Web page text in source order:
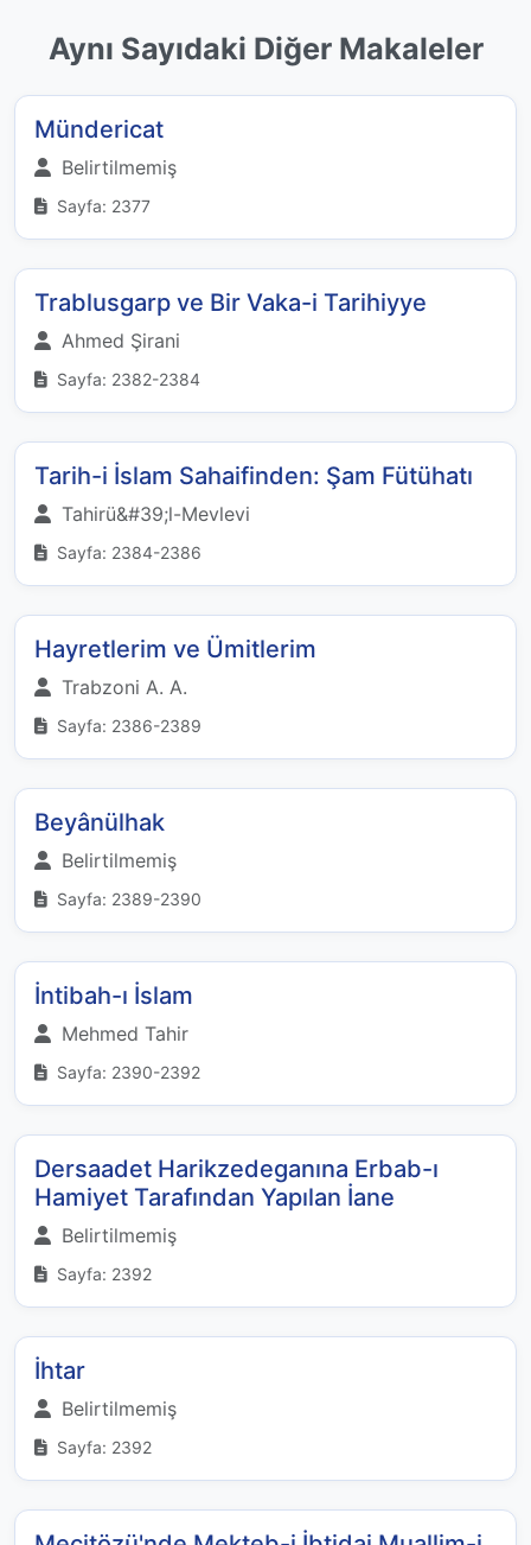
Aynı Sayıdaki Diğer Makaleler
Mündericat
Belirtilmemiş
Sayfa: 2377
Trablusgarp ve Bir Vaka-i Tarihiyye
Ahmed Şirani
Sayfa: 2382-2384
Tarih-i İslam Sahaifinden: Şam Fütühatı
Tahirü&#39;l-Mevlevi
Sayfa: 2384-2386
Hayretlerim ve Ümitlerim
Trabzoni A. A.
Sayfa: 2386-2389
Beyânülhak
Belirtilmemiş
Sayfa: 2389-2390
İntibah-ı İslam
Mehmed Tahir
Sayfa: 2390-2392
Dersaadet Harikzedeganına Erbab-ı
Hamiyet Tarafından Yapılan İane
Belirtilmemiş
Sayfa: 2392
İhtar
Belirtilmemiş
Sayfa: 2392